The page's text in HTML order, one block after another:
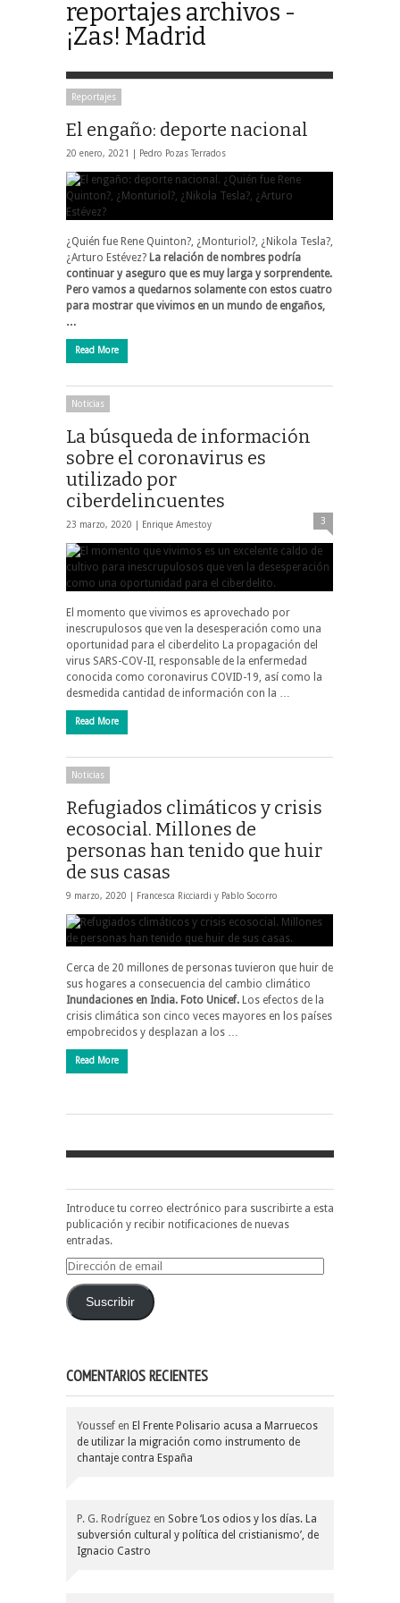
reportajes archivos -
¡Zas! Madrid
Reportajes
El engaño: deporte nacional
20 enero, 2021 | Pedro Pozas Terrados
¿Quién fue Rene Quinton?, ¿Monturiol?, ¿Nikola Tesla?,
¿Arturo Estévez? La relación de nombres podría
continuar y aseguro que es muy larga y sorprendente.
Pero vamos a quedarnos solamente con estos cuatro
para mostrar que vivimos en un mundo de engaños,
…
Read More
Noticias
La búsqueda de información
sobre el coronavirus es
utilizado por
ciberdelincuentes
23 marzo, 2020 | Enrique Amestoy 3
El momento que vivimos es aprovechado por
inescrupulosos que ven la desesperación como una
oportunidad para el ciberdelito La propagación del
virus SARS-COV-II, responsable de la enfermedad
conocida como coronavirus COVID-19, así como la
desmedida cantidad de información con la …
Read More
Noticias
Refugiados climáticos y crisis
ecosocial. Millones de
personas han tenido que huir
de sus casas
9 marzo, 2020 | Francesca Ricciardi y Pablo Socorro
Cerca de 20 millones de personas tuvieron que huir de
sus hogares a consecuencia del cambio climático
Inundaciones en India. Foto Unicef. Los efectos de la
crisis climática son cinco veces mayores en los países
empobrecidos y desplazan a los …
Read More
Introduce tu correo electrónico para suscribirte a esta
publicación y recibir notificaciones de nuevas
entradas.
Dirección
emailSuscribir
COMENTARIOS RECIENTES
Youssef en El Frente Polisario acusa a Marruecos
de utilizar la migración como instrumento de
chantaje contra España
P. G. Rodríguez en Sobre ‘Los odios y los días. La
subversión cultural y política del cristianismo’, de
Ignacio Castro